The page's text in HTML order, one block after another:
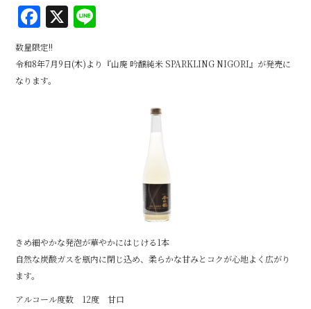
F
a
c
e
X
e
数量限定!!
令和8年7月9日(木)より『山廃 吟醸純米 SPARKLING NIGORI』が発売に
なります。
きめ細やかな発泡が華やかにはじける1本
自然な炭酸ガスを瓶内に閉じ込め、柔らかな甘みとコクが心地よく広がり
ます。
アルコール度数 12度 甘口